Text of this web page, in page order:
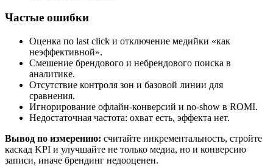
Частые ошибки
Оценка по last click и отключение медийки «как
неэффективной».
Смешение брендового и небрендового поиска в
аналитике.
Отсутствие контроля зон и базовой линии для
сравнения.
Игнорирование офлайн-конверсий и no-show в ROMI.
Недостаточная частота: охват есть, эффекта нет.
Вывод по измерению: считайте инкрементальность, стройте
каскад KPI и улучшайте не только медиа, но и конверсию
записи, иначе брендинг недооценен.